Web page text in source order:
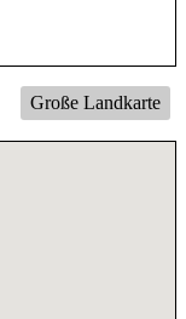
Große Landkarte